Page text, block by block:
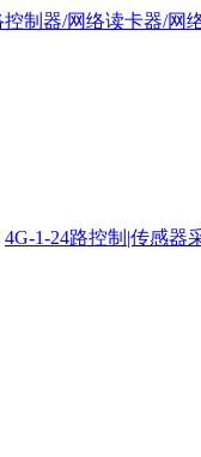
4G-1-24路控制|传感器